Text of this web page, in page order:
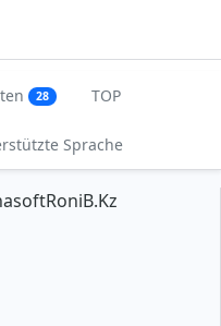
28 TOP
Sprache